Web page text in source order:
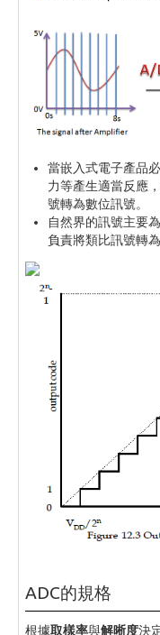
當嵌入式電子產品
力等產生適當反應
號轉為數位訊號。
自然界的訊號主要
負責將類比訊號轉
ADC的規格
根據取樣率與解晰度決